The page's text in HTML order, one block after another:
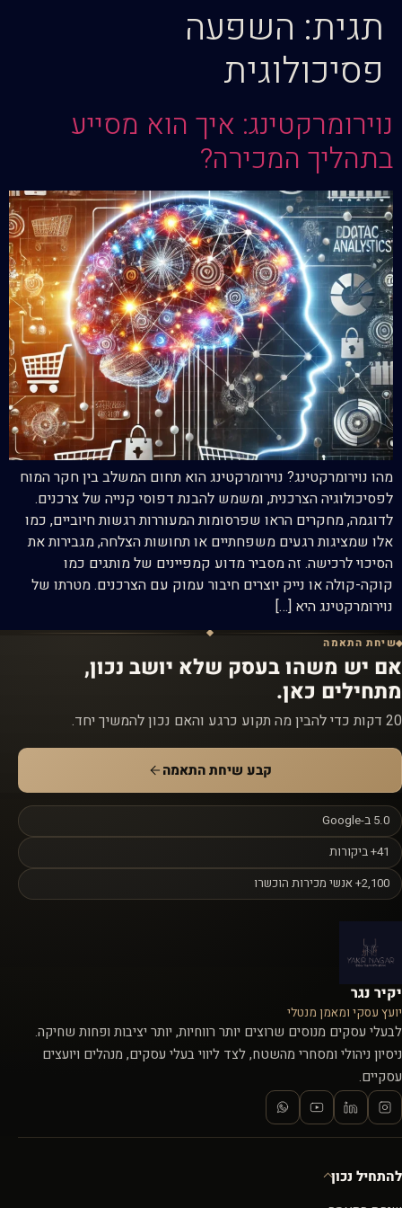
תגית: השפעה
פסיכולוגית
נוירומרקטינג: איך הוא מסייע
בתהליך המכירה?
מהו נוירומרקטינג? נוירומרקטינג הוא תחום המשלב בין חקר המוח
לפסיכולוגיה הצרכנית, ומשמש להבנת דפוסי קנייה של צרכנים.
לדוגמה, מחקרים הראו שפרסומות המעוררות רגשות חיוביים, כמו
אלו שמציגות רגעים משפחתיים או תחושות הצלחה, מגבירות את
הסיכוי לרכישה. זה מסביר מדוע קמפיינים של מותגים כמו
קוקה-קולה או נייק יוצרים חיבור עמוק עם הצרכנים. מטרתו של
נוירומרקטינג היא […]
שיחת התאמה
אם יש משהו בעסק שלא יושב נכון,
מתחילים כאן.
20 דקות כדי להבין מה תקוע כרגע והאם נכון להמשיך יחד.
קבע שיחת התאמה
5.0 ב-Google
41+ ביקורות
2,100+ אנשי מכירות הוכשרו
יקיר נגר
יועץ עסקי ומאמן מנטלי
לבעלי עסקים מנוסים שרוצים יותר רווחיות, יותר יציבות ופחות שחיקה.
ניסיון ניהולי ומסחרי מהשטח, לצד ליווי בעלי עסקים, מנהלים ויועצים
עסקיים.
להתחיל נכון